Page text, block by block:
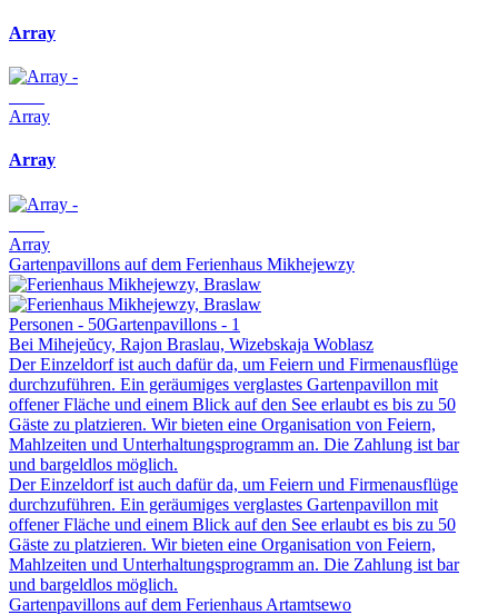
Array
Array
Array
Array
Gartenpavillons auf dem Ferienhaus Mikhejewzy
Personen - 50Gartenpavillons - 1
Bei Mihejeŭcy, Rajon Braslau, Wizebskaja Woblasz
Der Einzeldorf ist auch dafür da, um Feiern und Firmenausflüge
durchzuführen. Ein geräumiges verglastes Gartenpavillon mit
offener Fläche und einem Blick auf den See erlaubt es bis zu 50
Gäste zu platzieren. Wir bieten eine Organisation von Feiern,
Mahlzeiten und Unterhaltungsprogramm an. Die Zahlung ist bar
und bargeldlos möglich.
Der Einzeldorf ist auch dafür da, um Feiern und Firmenausflüge
durchzuführen. Ein geräumiges verglastes Gartenpavillon mit
offener Fläche und einem Blick auf den See erlaubt es bis zu 50
Gäste zu platzieren. Wir bieten eine Organisation von Feiern,
Mahlzeiten und Unterhaltungsprogramm an. Die Zahlung ist bar
und bargeldlos möglich.
Gartenpavillons auf dem Ferienhaus Artamtsewo